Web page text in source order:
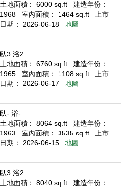
土地面積： 6000 sq.ft
建造年份：
1968
室內面積： 1464 sq.ft
上市
日期： 2026-06-18
地圖
臥3 浴2
土地面積： 6760 sq.ft
建造年份：
1965
室內面積： 1108 sq.ft
上市
日期： 2026-06-17
地圖
臥- 浴-
土地面積： 8064 sq.ft
建造年份：
1963
室內面積： 3535 sq.ft
上市
日期： 2026-06-15
地圖
臥3 浴2
土地面積： 8040 sq.ft
建造年份：